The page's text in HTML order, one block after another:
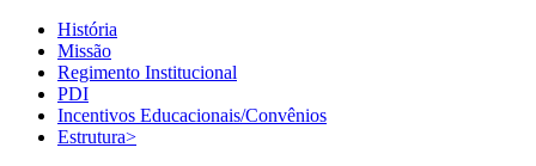
História
Missão
Regimento Institucional
PDI
Incentivos Educacionais/Convênios
Estrutura>